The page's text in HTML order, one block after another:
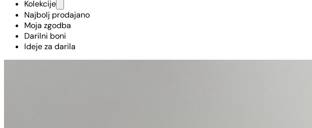
Kolekcije
Najbolj prodajano
Moja zgodba
Darilni boni
Ideje za darila